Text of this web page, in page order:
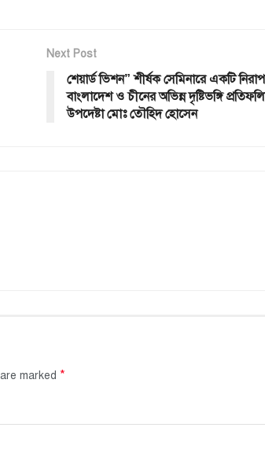
Next Post
শেয়ার্ড ভিশন” শীর্ষক সেমিনারে একটি
বাংলাদেশ ও চীনের অভিন্ন দৃষ্টিভঙ্গি
উপদেষ্টা মোঃ তৌহিদ হোসেন
marked *